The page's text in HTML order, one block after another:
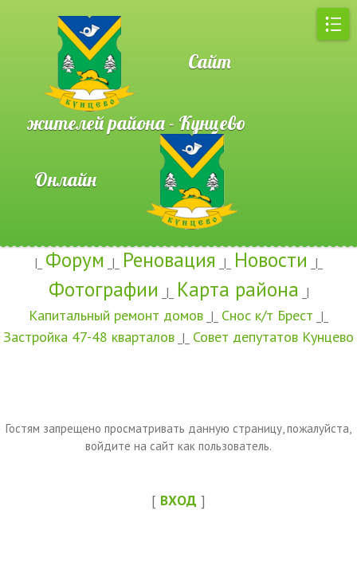
Сайт
жителей района - Кунцево
Онлайн
|_ Форум _|_ Реновация _|_ Новости _|_
Фотографии _|_ Карта района _|
Капитальный ремонт домов _|_ Снос к/т Брест _|_
Застройка 47-48 кварталов _|_ Совет депутатов Кунцево
Гостям запрещено просматривать данную страницу, пожалуйста,
войдите на сайт как пользователь.
[ ВХОД ]